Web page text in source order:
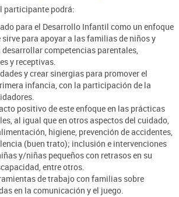
participante podrá:
para el Desarrollo Infantil como un enfoque
para apoyar a las familias de niños y
desarrollar competencias parentales,
y receptivas.
y crear sinergias para promover el
infancia, con la participación de la
positivo de este enfoque en las prácticas
al igual que en otros aspectos del cuidado,
higiene, prevención de accidentes,
(buen trato); inclusión e intervenciones
y/niñas pequeños con retrasos en su
entre otros.
de trabajo con familias sobre
en la comunicación y el juego.